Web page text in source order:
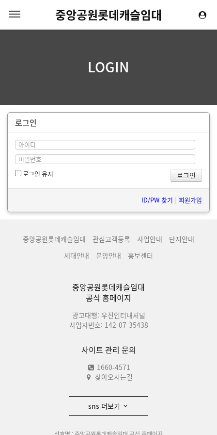
중앙공원롯데캐슬임대
LOGIN
로그인
로그인 유지
ID/PW 찾기 | 회원가입
중앙공원롯데캐슬임대 관심고객등록 사업안내
단지안내
세대안내
분양안내 홍보센터
중앙공원롯데캐슬임대
공식 홈페이지
광고대행: 우진인터내셔널
사업자번호: 142-07-35438
사이트 관리 문의
1660-4571
찾아오시는길
sns 더보기